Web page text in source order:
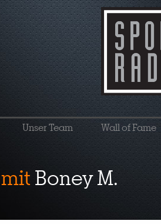
Unser Team Wall of Fame
Boney M.